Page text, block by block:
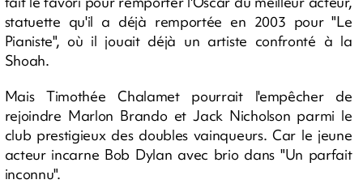
statuette qu'il a déjà remportée en 2003 pour "Le
Pianiste", où il jouait déjà un artiste confronté à la
Shoah.
Mais Timothée Chalamet pourrait l'empêcher de
rejoindre Marlon Brando et Jack Nicholson parmi le
club prestigieux des doubles vainqueurs. Car le jeune
acteur incarne Bob Dylan avec brio dans "Un parfait
inconnu".